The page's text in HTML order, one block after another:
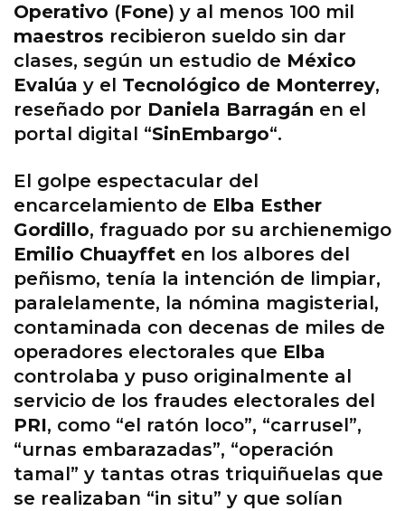
Operativo (Fone) y al menos 100 mil
maestros recibieron sueldo sin dar
clases, según un estudio de México
Evalúa y el Tecnológico de Monterrey,
reseñado por Daniela Barragán en el
portal digital “SinEmbargo“.
El golpe espectacular del
encarcelamiento de Elba Esther
Gordillo, fraguado por su archienemigo
Emilio Chuayffet en los albores del
peñismo, tenía la intención de limpiar,
paralelamente, la nómina magisterial,
contaminada con decenas de miles de
operadores electorales que Elba
controlaba y puso originalmente al
servicio de los fraudes electorales del
PRI, como “el ratón loco”, “carrusel”,
“urnas embarazadas”, “operación
tamal” y tantas otras triquiñuelas que
se realizaban “in situ” y que solían